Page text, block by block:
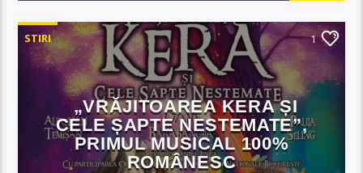
STIRI 1
„VRĂJITOAREA KERA ȘI
CELE ȘAPTE NESTEMATE”,
PRIMUL MUSICAL 100%
ROMÂNESC